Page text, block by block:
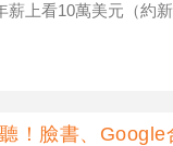
薪上看10萬美元（約
！臉書、